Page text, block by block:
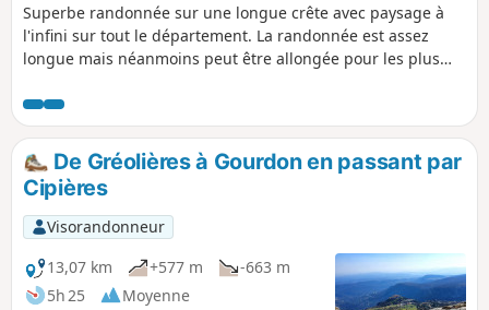
Superbe randonnée sur une longue crête avec paysage à
l'infini sur tout le département. La randonnée est assez
longue mais néanmoins peut être allongée pour les plus
plus chanceux apercevront la Corse par météo favorable. Il
est fréquent d'apercevoir chamois et marmottes. Le retour
par Vespluis et les Miroirs (sans difficulté) permet d'admirer
toute la crête et l'adret de cette montagne dans une
quiétude pastorale.
De Gréolières à Gourdon en passant par
Cipières
Visorandonneur
13,07 km
+577 m
-663 m
5h 25
Moyenne